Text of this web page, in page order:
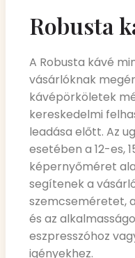
Robusta
A Robusta kávé
vásárlóknak
kávépörköletek
kereskedelmi
leadása előtt. Az
esetében a 12-es,
képernyőméret
segítenek a
szemcseméretet,
és az
eszpresszóhoz
igényekhez.